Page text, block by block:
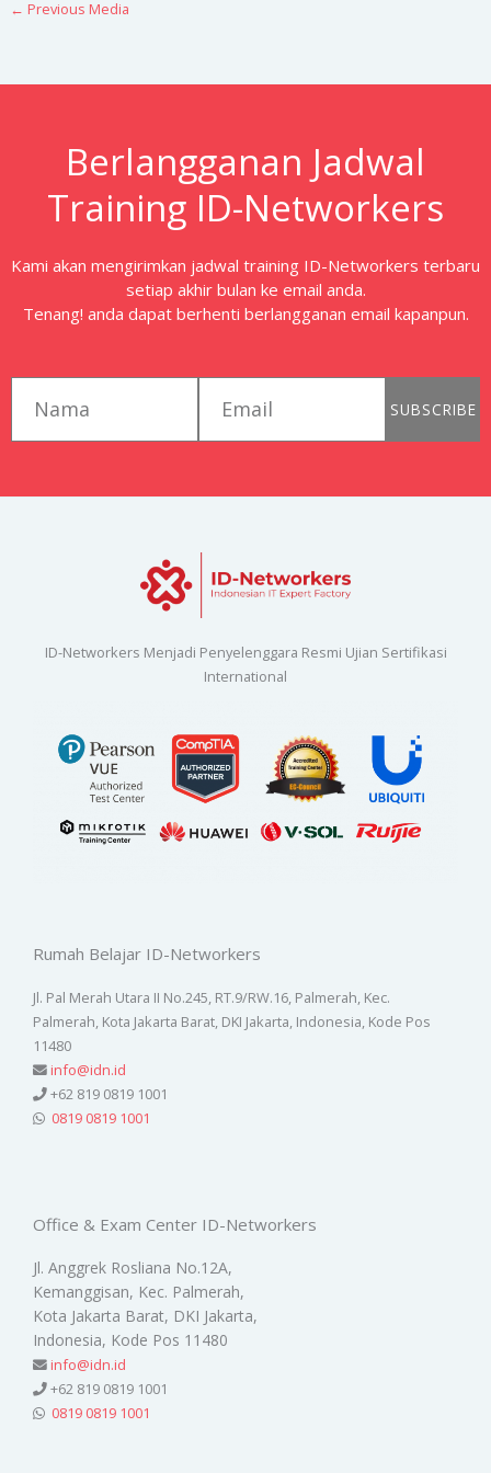
← Previous Media
Berlangganan Jadwal
Training ID-Networkers
Kami akan mengirimkan jadwal training ID-Networkers terbaru
setiap akhir bulan ke email anda.
Tenang! anda dapat berhenti berlangganan email kapanpun.
SUBSCRIBE
ID-Networkers Menjadi Penyelenggara Resmi Ujian Sertifikasi
International
Rumah Belajar ID-Networkers
Jl. Pal Merah Utara II No.245, RT.9/RW.16, Palmerah, Kec.
Palmerah, Kota Jakarta Barat, DKI Jakarta, Indonesia, Kode Pos
11480
info@idn.id
+62 819 0819 1001
0819 0819 1001
Office & Exam Center ID-Networkers
Jl. Anggrek Rosliana No.12A,
Kemanggisan, Kec. Palmerah,
Kota Jakarta Barat, DKI Jakarta,
Indonesia, Kode Pos 11480
info@idn.id
+62 819 0819 1001
0819 0819 1001